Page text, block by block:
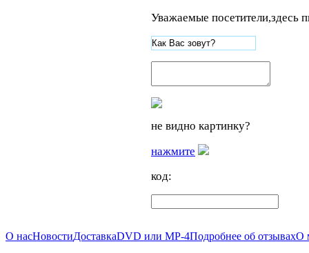
Уважаемые посетители,здесь
не видно картинку?
нажмите
код:
О насНовостиДоставкаDVD или MP-4Подробнее об отзывахО